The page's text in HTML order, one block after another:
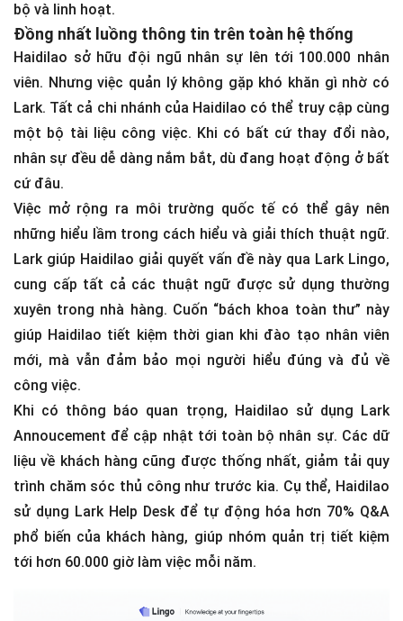
bộ và linh hoạt.
Đồng nhất luồng thông tin trên toàn hệ thống
Haidilao sở hữu đội ngũ nhân sự lên tới 100.000 nhân
viên. Nhưng việc quản lý không gặp khó khăn gì nhờ có
Lark. Tất cả chi nhánh của Haidilao có thể truy cập cùng
một bộ tài liệu công việc. Khi có bất cứ thay đổi nào,
nhân sự đều dễ dàng nắm bắt, dù đang hoạt động ở bất
cứ đâu.
Việc mở rộng ra môi trường quốc tế có thể gây nên
những hiểu lầm trong cách hiểu và giải thích thuật ngữ.
Lark giúp Haidilao giải quyết vấn đề này qua Lark Lingo,
cung cấp tất cả các thuật ngữ được sử dụng thường
xuyên trong nhà hàng. Cuốn “bách khoa toàn thư” này
giúp Haidilao tiết kiệm thời gian khi đào tạo nhân viên
mới, mà vẫn đảm bảo mọi người hiểu đúng và đủ về
công việc.
Khi có thông báo quan trọng, Haidilao sử dụng Lark
Annoucement để cập nhật tới toàn bộ nhân sự. Các dữ
liệu về khách hàng cũng được thống nhất, giảm tải quy
trình chăm sóc thủ công như trước kia. Cụ thể, Haidilao
sử dụng Lark Help Desk để tự động hóa hơn 70% Q&A
phổ biến của khách hàng, giúp nhóm quản trị tiết kiệm
tới hơn 60.000 giờ làm việc mỗi năm.